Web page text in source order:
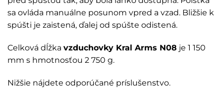
sa ovláda manuálne posunom vpred a vzad. Bližšie k
spúšti je zaistená, ďalej od spúšte odistená.
Celková dĺžka vzduchovky Kral Arms N08 je 1 150
mm s hmotnosťou 2 750 g.
Nižšie nájdete odporúčané príslušenstvo.